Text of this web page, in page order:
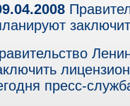
пресс-